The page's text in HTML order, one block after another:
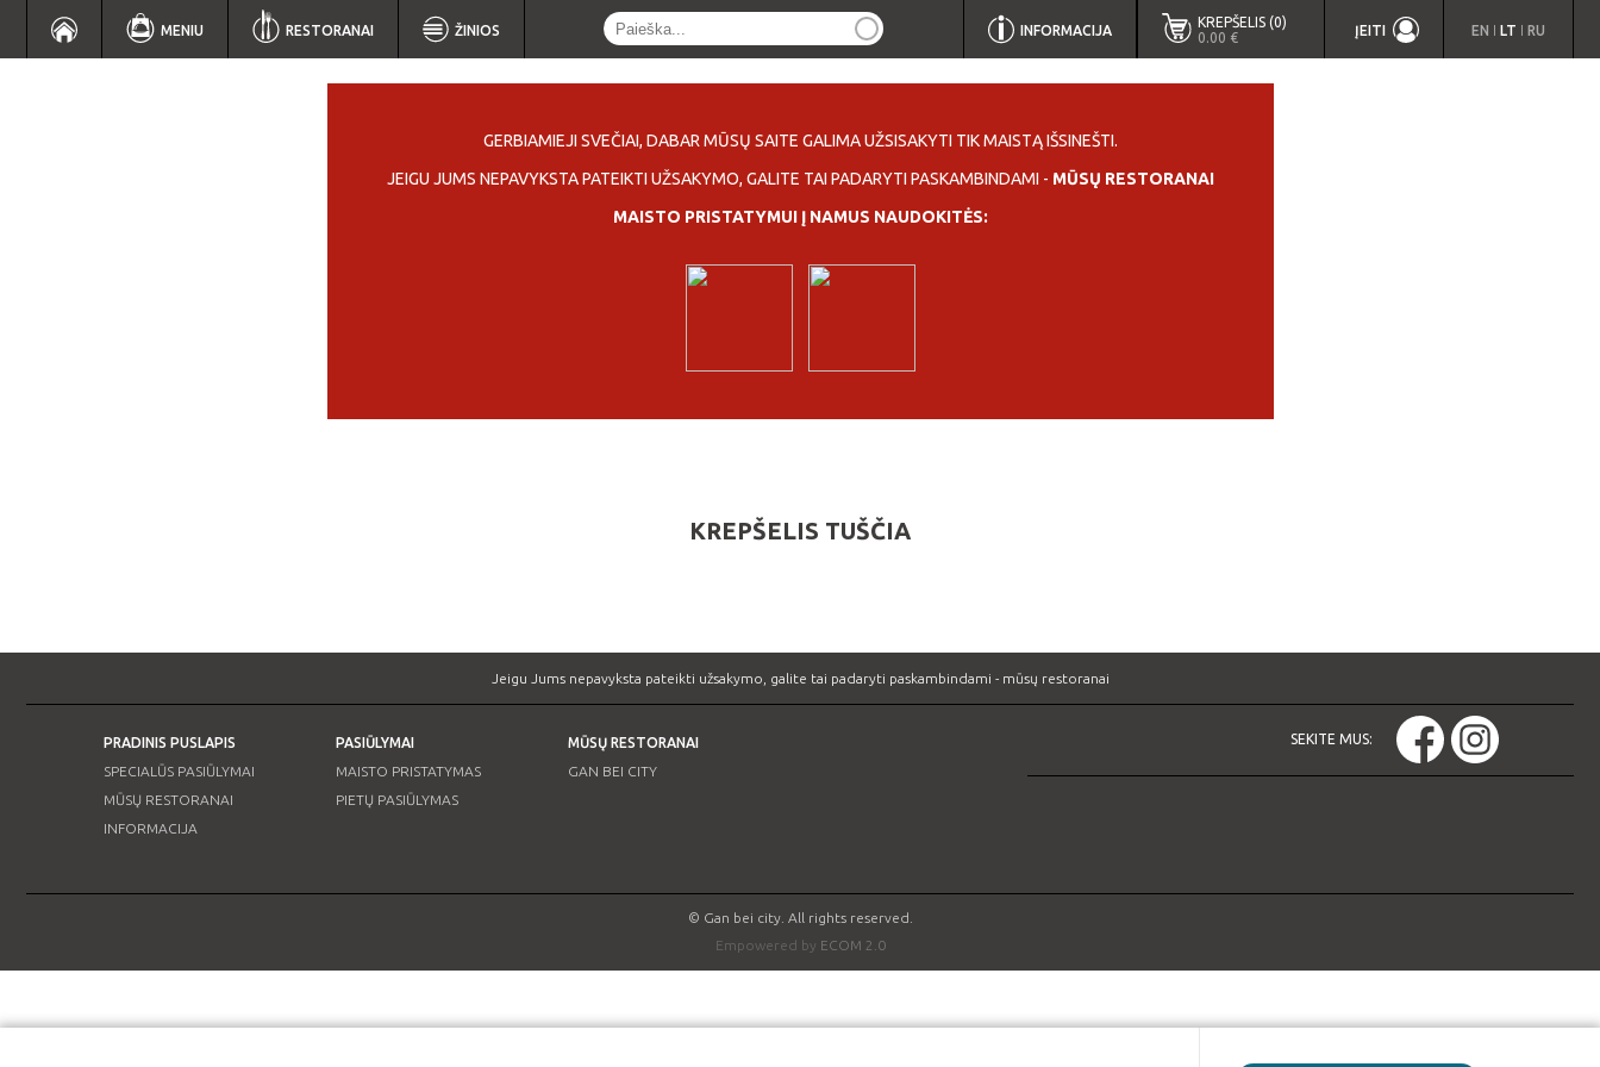
MENIU RESTORANAI ŽINIOS INFORMACIJA
KREPŠELIS (0)
0.00 €
ĮEITI EN LT RU
GERBIAMIEJI SVEČIAI, DABAR MŪSŲ SAITE GALIMA UŽSISAKYTI TIK MAISTĄ IŠSINEŠTI.
JEIGU JUMS NEPAVYKSTA PATEIKTI UŽSAKYMO, GALITE TAI PADARYTI PASKAMBINDAMI - MŪSŲ RESTORANAI
MAISTO PRISTATYMUI Į NAMUS NAUDOKITĖS:
KREPŠELIS TUŠČIA
Jeigu Jums nepavyksta pateikti užsakymo, galite tai padaryti paskambindami - mūsų restoranai
PRADINIS PUSLAPIS
SPECIALŪS PASIŪLYMAI
MŪSŲ RESTORANAI
INFORMACIJA
PASIŪLYMAI
MAISTO PRISTATYMAS
PIETŲ PASIŪLYMAS
MŪSŲ RESTORANAI
GAN BEI CITY
SEKITE MUS:
© Gan bei city. All rights reserved.
Empowered by ECOM 2.0